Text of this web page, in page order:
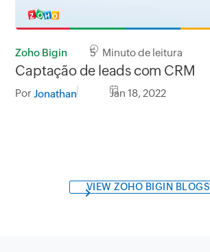
Zoho Bigin 5 Minuto de leitura
Captação de leads com CRM
Por Jonathan Jan 18, 2022
VIEW ZOHO BIGIN BLOGS